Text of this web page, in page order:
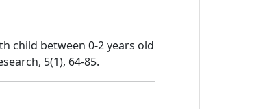
child between 0-2 years old
5(1), 64-85.